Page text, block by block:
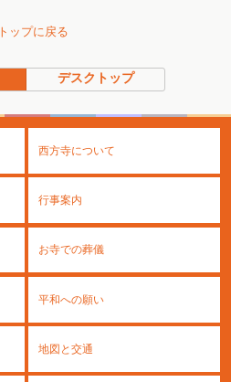
トップに戻る
デスクトップ
西方寺について
行事案内
お寺での葬儀
平和への願い
地図と交通